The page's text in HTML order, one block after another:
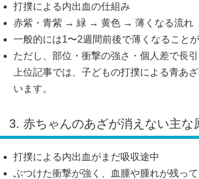
打撲による内出血の仕組み
赤紫・青紫 → 緑 → 黄色 → 薄くなる流れ
一般的には1〜2週間前後で薄くなること
ただし、部位・衝撃の強さ・個人差で長
上位記事では、子どもの打撲による青あ
います。
3. 赤ちゃんのあざが消えない主な
打撲による内出血がまだ吸収途中
ぶつけた衝撃が強く、血腫や腫れが残っ